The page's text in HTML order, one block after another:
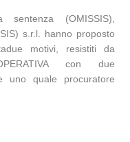
(OMISSIS),
s.r.l. hanno proposto
motivi, resistiti da
con due
uno quale procuratore